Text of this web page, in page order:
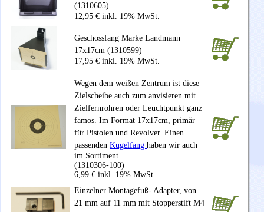
(1310605)
12,95 € inkl. 19% MwSt.
Geschossfang Marke Landmann
17x17cm (1310599)
17,95 € inkl. 19% MwSt.
Wegen dem weißen Zentrum ist diese
Zielscheibe auch zum anvisieren mit
Zielfernrohren oder Leuchtpunkt ganz
famos. Im Format 17x17cm, primär
für Pistolen und Revolver. Einen
passenden Kugelfang haben wir auch
im Sortiment.
(1310306-100)
6,99 € inkl. 19% MwSt.
Einzelner Montagefuß- Adapter, von
21 mm auf 11 mm mit Stopperstift M4